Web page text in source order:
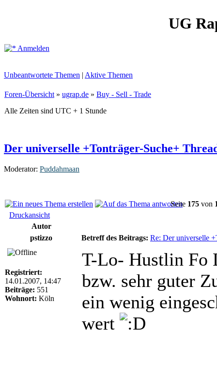
UG
Anmelden
Unbeantwortete Themen | Aktive Themen
Foren-Übersicht » ugrap.de » Buy - Sell - Trade
Alle Zeiten sind UTC + 1 Stunde
Der universelle +Tonträger-Suche+
Moderator: Puddahmaan
Seite 175 von
Druckansicht
Autor
pstizzo
Betreff des Beitrags: Re: Der universelle
Registriert:
14.01.2007, 14:47
Beiträge: 551
Wohnort: Köln
T-Lo- Hustlin Fo
bzw. sehr guter
ein wenig
wert